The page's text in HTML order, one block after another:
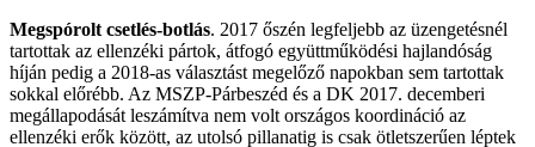
Megspórolt csetlés-botlás. 2017 őszén legfeljebb az üzengetésnél
tartottak az ellenzéki pártok, átfogó együttműködési hajlandóság
híján pedig a 2018-as választást megelőző napokban sem tartottak
sokkal előrébb. Az MSZP-Párbeszéd és a DK 2017. decemberi
megállapodását leszámítva nem volt országos koordináció az
ellenzéki erők között, az utolsó pillanatig is csak ötletszerűen léptek